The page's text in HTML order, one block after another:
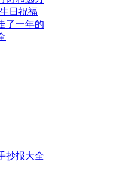
日祝福
了一年的
抄报大全